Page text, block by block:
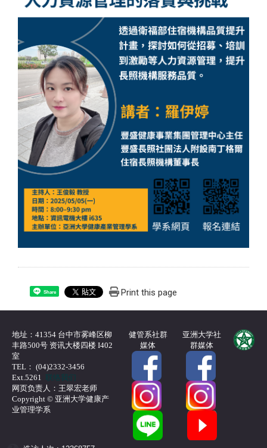
Share Print this page
地址：41354 台中市雾峰区柳
丰路500号 资讯大楼四楼 I402
室
TEL： (04)2332-3456
Ext.5261联络我们
网页负责人：王翠宏老师
Copyright © 亚洲大学健康产
业管理学系
健管系社群
媒体
亚洲大学社
群媒体